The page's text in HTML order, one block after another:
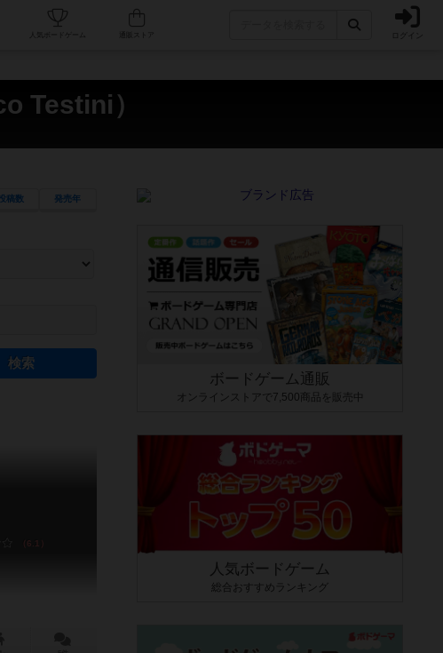
人気ボードゲーム ログイン
Testini）
稿数 発売年
ができます。マニュアルを読む時間や参加者へのルール説明時間は含まれていないため、初めて
理解できるよう、中世ファンタジー・クッキング・海賊同士の対決など、ゲームコンセプトを絞
です。主にボードゲームに慣れている方向けの絞込機能です。例えば「ダイスロール」はランダ
6.1
ボードゲーム通販
オンラインストアで7,500商品を販売中
人気ボードゲーム
総合おすすめランキング